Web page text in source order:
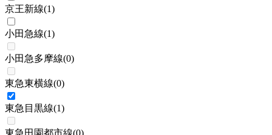
京王新線(1)
小田急線(1)
小田急多摩線(0)
東急東横線(0)
東急目黒線(1)